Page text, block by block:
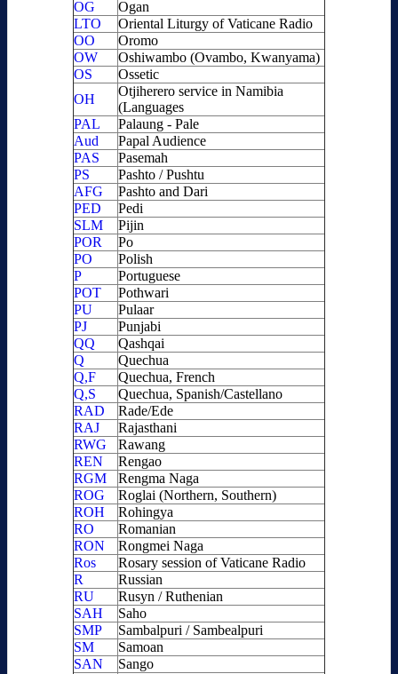
OG
Ogan
LTO
Oriental Liturgy of Vaticane Radio
OO
Oromo
OW
Oshiwambo (Ovambo, Kwanyama)
OS
Ossetic
OH
Otjiherero service in Namibia
(Languages
PAL
Palaung - Pale
Aud
Papal Audience
PAS
Pasemah
PS
Pashto / Pushtu
AFG
Pashto and Dari
PED
Pedi
SLM
Pijin
POR
Po
PO
Polish
P
Portuguese
POT
Pothwari
PU
Pulaar
PJ
Punjabi
QQ
Qashqai
Q
Quechua
Q,F
Quechua, French
Q,S
Quechua, Spanish/Castellano
RAD
Rade/Ede
RAJ
Rajasthani
RWG
Rawang
REN
Rengao
RGM
Rengma Naga
ROG
Roglai (Northern, Southern)
ROH
Rohingya
RO
Romanian
RON
Rongmei Naga
Ros
Rosary session of Vaticane Radio
R
Russian
RU
Rusyn / Ruthenian
SAH
Saho
SMP
Sambalpuri / Sambealpuri
SM
Samoan
SAN
Sango